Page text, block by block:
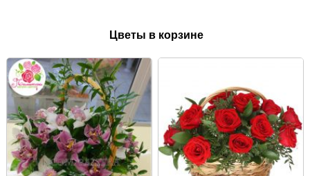
Цветы в корзине